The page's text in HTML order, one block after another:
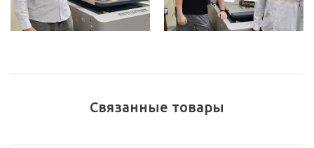
Связанные товары